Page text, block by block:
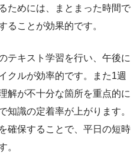
ためには、まとまった時間で
ることが効果的です。
テキスト学習を行い、午後に
クルが効率的です。また1週
解が不十分な箇所を重点的に
知識の定着率が上がります。
確保することで、平日の短時
。